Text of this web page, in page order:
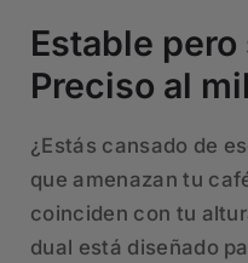
Estable
Preciso al
¿Estás cansado de
que amenazan tu
coinciden con tu
dual está diseñado